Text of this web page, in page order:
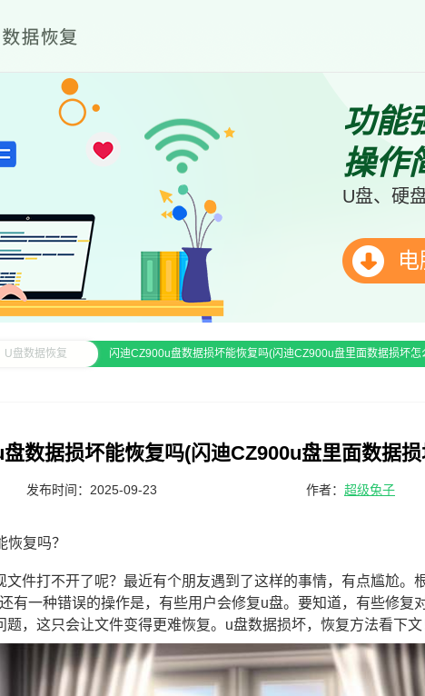
功能
操作
U盘、硬
U盘数据恢复 闪迪CZ900u盘数据损坏能恢复吗(‌闪迪CZ900u盘里面数据损坏怎
数据损坏能恢复吗(‌闪迪CZ900u盘里面数据
发布时间：2025-09-23 作者： 超级兔子
复吗？
文件打不开了呢？最近有个朋友遇到了这样的事情，有点尴尬。
有一种错误的操作是，有些用户会修复u盘。要知道，有些修复
，这只会让文件变得更难恢复。u盘数据损坏，恢复方法看下文